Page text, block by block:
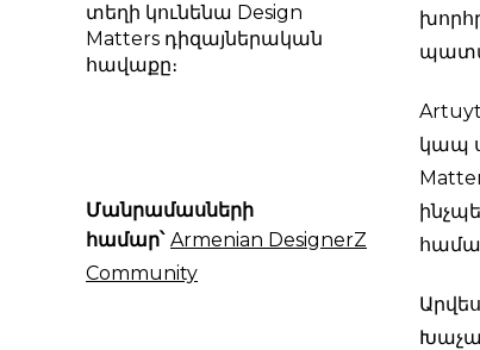
տեղի կունենա Design
Matters դիզայներական
հավաքը։
Մանրամասների
համար՝ Armenian DesignerZ
Community
կապ